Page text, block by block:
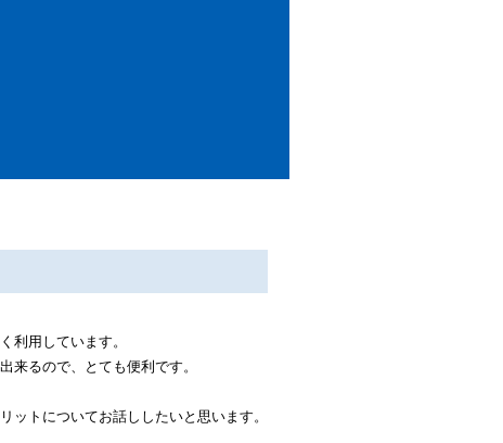
利用しています。
来るので、とても便利です。
ットについてお話ししたいと思います。